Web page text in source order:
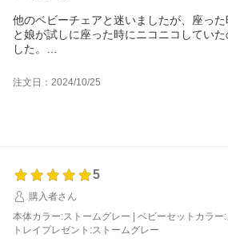
他のベビーチェアと迷いましたが、座っ
と娘が試しに座った時にニコニコしてい
した。
ブラックを買いましたがかっこいいです。
傷や汚れもありませんでした。
注文日：2024/10/25
5
購入者さん
本体カラー:ストームグレー | ベビーセットカラー
トレイプレゼント:ストームグレー